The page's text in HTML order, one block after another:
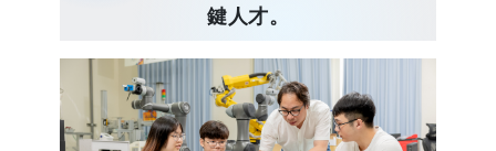
鍵人才。